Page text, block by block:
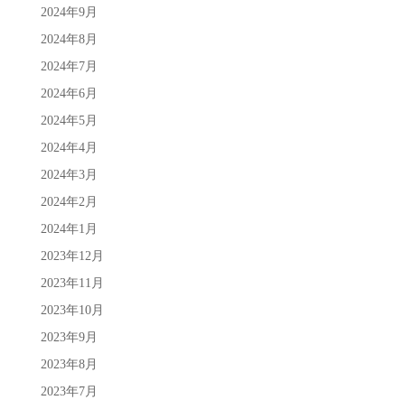
2024年9月
2024年8月
2024年7月
2024年6月
2024年5月
2024年4月
2024年3月
2024年2月
2024年1月
2023年12月
2023年11月
2023年10月
2023年9月
2023年8月
2023年7月